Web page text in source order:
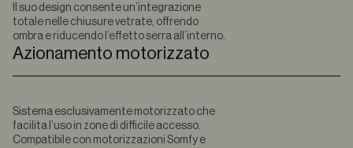
Il suo design consente un’integrazione
totale nelle chiusure vetrate, offrendo
ombra e riducendo l’effetto serra all’interno.
Azionamento motorizzato
Sistema esclusivamente motorizzato che
facilita l’uso in zone di difficile accesso.
Compatibile con motorizzazioni Somfy e